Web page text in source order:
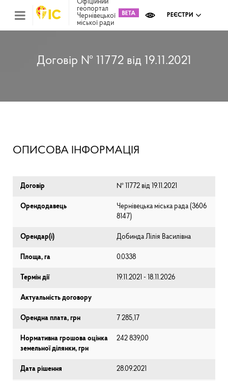
Офіційний
геопортал
Чернівецької
міської ради
РЕЄСТРИ
Договір № 11772 від 19.11.2021
ОПИСОВА ІНФОРМАЦІЯ
Договір № 11772 від 19.11.2021
Орендодавець
Чернівецька міська рада (⁨3606
8147⁩)
Орендар(і) Добинда Лілія Василівна
Площа, га 0.0338
Термін дії 19.11.2021 - 18.11.2026
Актуальність договору
Орендна плата, грн 7 285,17
Нормативна грошова оцінка
земельної ділянки, грн
242 839,00
Дата рішення 28.09.2021